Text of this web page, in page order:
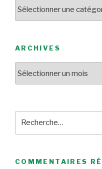
ARCHIVES
COMMENTAIRES